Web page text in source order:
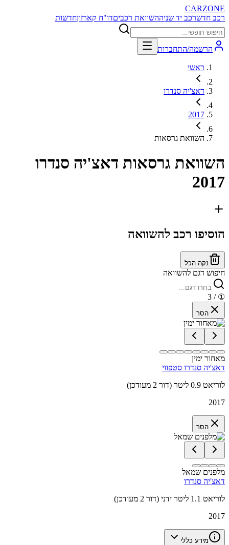
CARZONE
רכב חדשרכב יד שניההשוואת רכביםדו"ח קארזוןחדשות
הרשמה/התחברות
ראשי
דאצ'יה סנדרו
2017
השוואת גרסאות
השוואת גרסאות דאצ'יה סנדרו
2017
הוסיפו רכב להשוואה
נקה הכל
חיפוש דגם להשוואה
①
/ 3
הסר
מאחור ימין
דאצ'יה סנדרו סטפווי
לוריאט 0.9 ליטר (דור 2 מעודכן)
2017
הסר
מלפנים שמאל
דאצ'יה סנדרו
לוריאט 1.1 ליטר ידני (דור 2 מעודכן)
2017
מידע כללי